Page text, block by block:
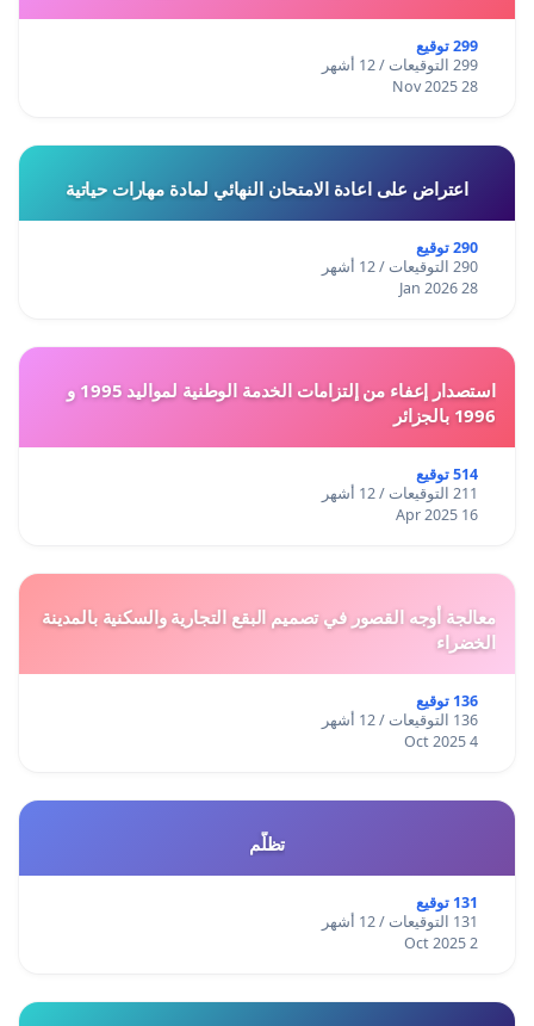
299 توقيع
299 التوقيعات / 12 أشهر
28 Nov 2025
اعتراض على اعادة الامتحان النهائي لمادة مهارات حياتية
290 توقيع
290 التوقيعات / 12 أشهر
28 Jan 2026
استصدار إعفاء من إلتزامات الخدمة الوطنية لمواليد 1995 و
1996 بالجزائر
514 توقيع
211 التوقيعات / 12 أشهر
16 Apr 2025
معالجة أوجه القصور في تصميم البقع التجارية والسكنية بالمدينة
الخضراء
136 توقيع
136 التوقيعات / 12 أشهر
4 Oct 2025
تظلّم
131 توقيع
131 التوقيعات / 12 أشهر
2 Oct 2025